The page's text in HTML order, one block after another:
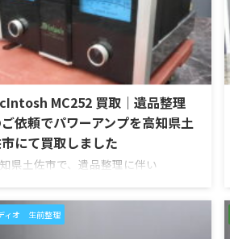
MC252 買取｜遺品整理
依頼でパワーアンプを高知県土
にて買取しました
県土佐市で、遺品整理に伴い
」を出張買取させていただきま
。今回のお品物は、ご家族様より
ィオ 生前整理